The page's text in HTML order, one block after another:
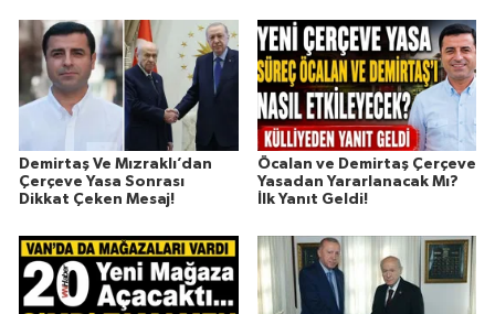
Demirtaş Ve Mızraklı’dan
Çerçeve Yasa Sonrası
Dikkat Çeken Mesaj!
Öcalan ve Demirtaş Çerçeve
Yasadan Yararlanacak Mı?
İlk Yanıt Geldi!